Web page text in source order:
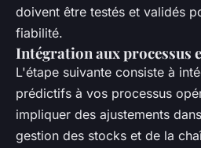
doivent être testés et validés
fiabilité.
Intégration aux processus
L'étape suivante consiste à
prédictifs à vos processus
impliquer des ajustements
gestion des stocks et de la